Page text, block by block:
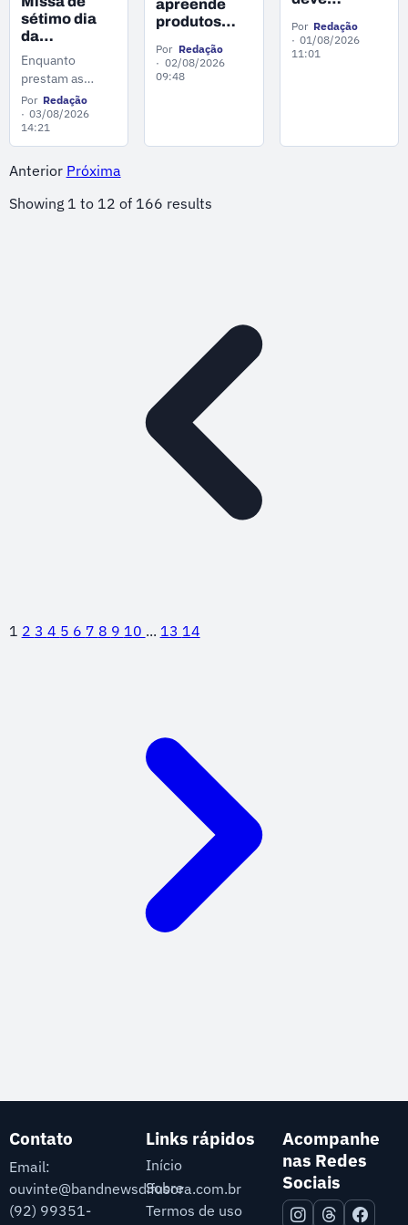
hospedagem.
sétimo dia
da
amazonense
morta pelo
companheiro
na Espanha
é nesta
Enquanto
prestam as
últimas
homenagens, os
familiares
seguem
tentando trazer
Camila para o
Por Redação
03/08/2026
14:21
apreende
produtos
em quatro
supermercados
Por Redação
02/08/2026
09:48
abastecimento
de água em
Por Redação
01/08/2026
11:01
Anterior Próxima
Showing 1 to 12 of 166 results
1 2 3 4 5 6 7 8 9 10 ... 13 14
Contato
Email:
ouvinte@bandnewsdifusora.com.br
(92) 99351-
Links rápidos
Início
Sobre
Termos de uso
Acompanhe
nas Redes
Sociais